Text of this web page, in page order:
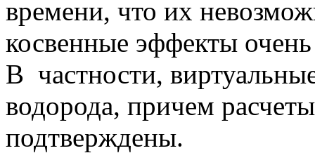
времени, что их
косвенные эффекты
В частности,
водорода, причем
подтверждены.